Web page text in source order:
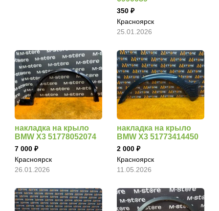
350
Красноярск
25.01.2026
накладка на крыло
BMW X3 51778052074
7 000
Красноярск
26.01.2026
накладка на крыло
BMW X3 51773414450
2 000
Красноярск
11.05.2026